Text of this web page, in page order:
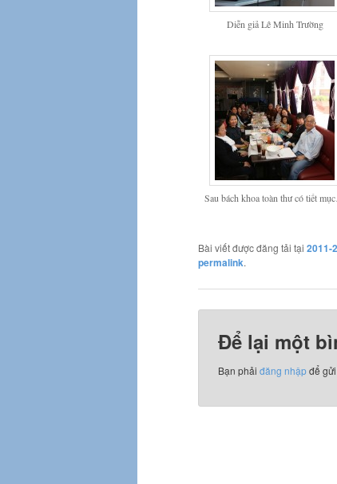
Diễn giả Lê Minh Trường
Sau bách khoa toàn thư có tiết
Bài viết được đăng tải tại 2011-
permalink.
Để lại một
Bạn phảiđăng nhậpđể